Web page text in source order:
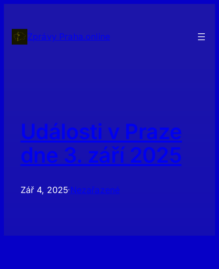
obsahZprávy Praha.online
Události v Praze
dne 3. září 2025
Zář 4, 2025· Nezařazené